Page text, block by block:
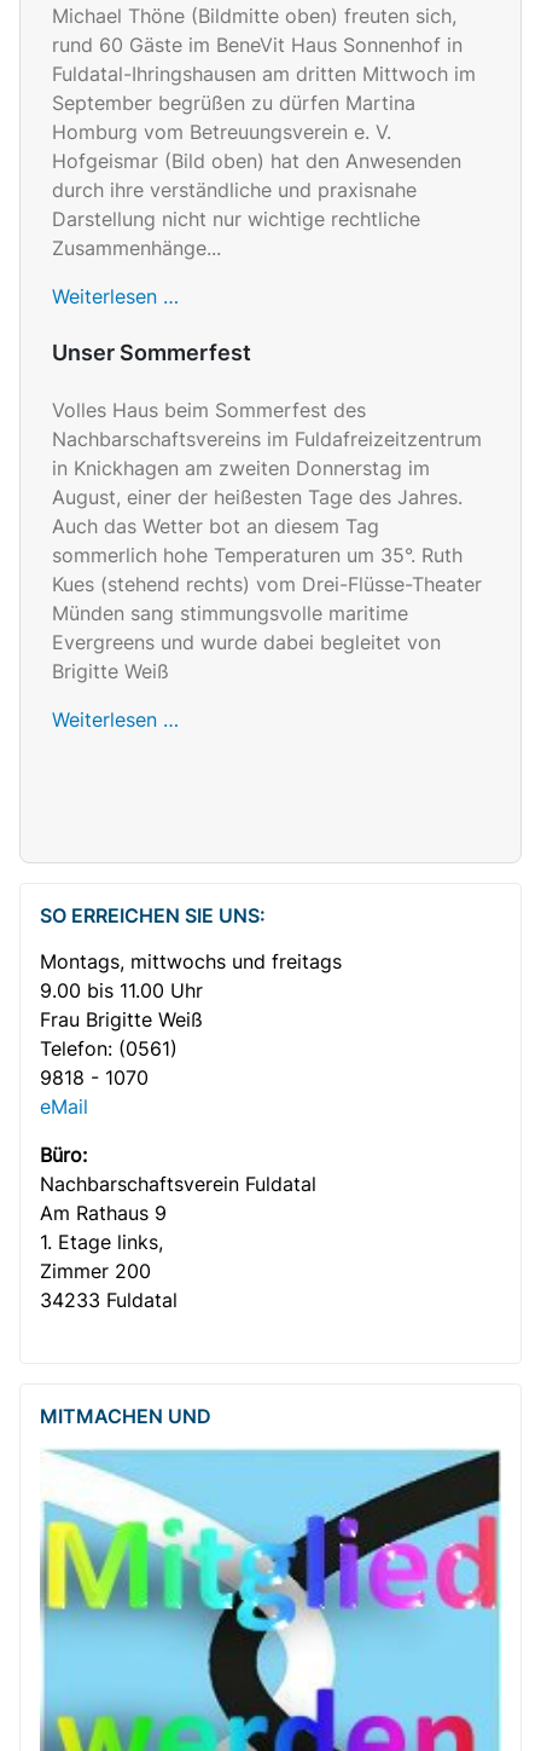
Michael Thöne (Bildmitte oben) freuten sich,
rund 60 Gäste im BeneVit Haus Sonnenhof in
Fuldatal-Ihringshausen am dritten Mittwoch im
September begrüßen zu dürfen Martina
Homburg vom Betreuungsverein e. V.
Hofgeismar (Bild oben) hat den Anwesenden
durch ihre verständliche und praxisnahe
Darstellung nicht nur wichtige rechtliche
Zusammenhänge...
Weiterlesen …
Unser Sommerfest
Volles Haus beim Sommerfest des
Nachbarschaftsvereins im Fuldafreizeitzentrum
in Knickhagen am zweiten Donnerstag im
August, einer der heißesten Tage des Jahres.
Auch das Wetter bot an diesem Tag
sommerlich hohe Temperaturen um 35°. Ruth
Kues (stehend rechts) vom Drei-Flüsse-Theater
Münden sang stimmungsvolle maritime
Evergreens und wurde dabei begleitet von
Brigitte Weiß
Weiterlesen …
SO ERREICHEN SIE UNS:
Montags, mittwochs und freitags
9.00 bis 11.00 Uhr
Frau Brigitte Weiß
Telefon: (0561)
9818 - 1070
eMail
Büro:
Nachbar­­schafts­verein Fuldatal
Am Rathaus 9
1. Etage links,
Zimmer 200
34233 Fuldatal
MITMACHEN UND